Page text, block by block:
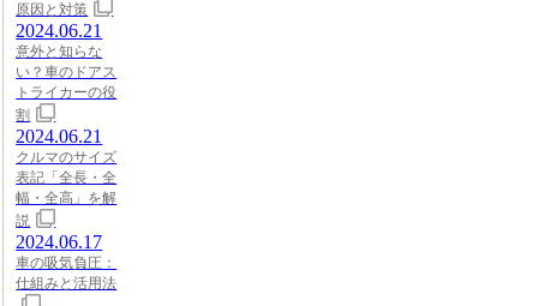
原因と対策
2024.06.21
意外と知らな
い？車のドアス
トライカーの役
割
2024.06.21
クルマのサイズ
表記「全長・全
幅・全高」を解
説
2024.06.17
車の吸気負圧：
仕組みと活用法